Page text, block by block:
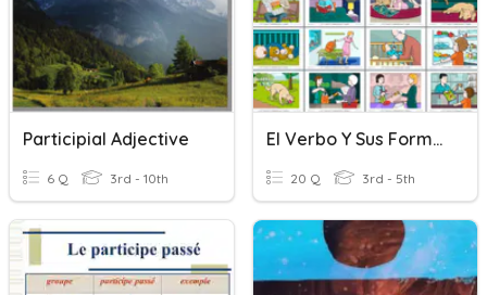
Participial Adjective
6 Q 3rd - 10th
El Verbo Y Sus Formas
20 Q 3rd - 5th